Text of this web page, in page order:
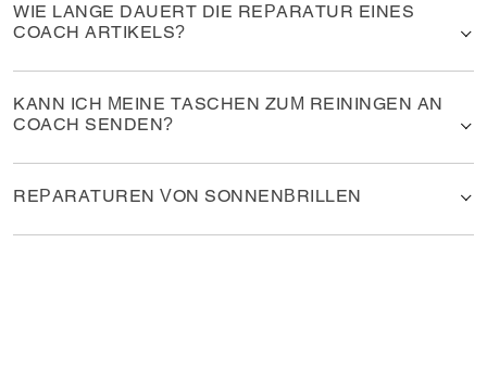
WIE LANGE DAUERT DIE REPARATUR EINES
COACH ARTIKELS?
KANN ICH MEINE TASCHEN ZUM REININGEN AN
COACH SENDEN?
REPARATUREN VON SONNENBRILLEN